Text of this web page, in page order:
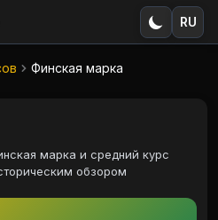
RU
Финская марка
марка и средний курс
обзором